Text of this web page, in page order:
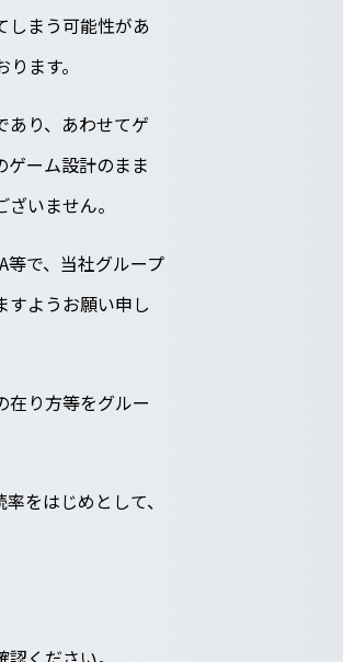
しまう可能性があ
ます。
あり、あわせてゲ
ーム設計のまま
いません。
で、当社グループ
すようお願い申し
在り方等をグルー
をはじめとして、